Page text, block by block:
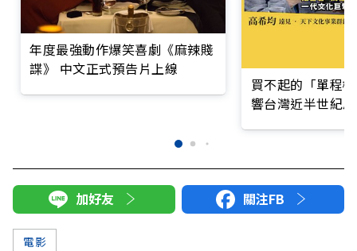
年度最強動作爆笑喜劇《麻辣賤
諜》 中文正式預告片上線
買不起的「單程
響台灣近半世紀
加好友 關注FB
電影